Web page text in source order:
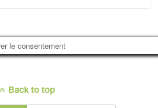
le consentement
Back to top